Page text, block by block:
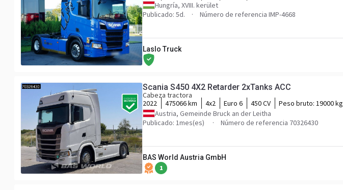
Hungría, XVIII. kerület
Publicado: 5d.
Número de referencia IMP-4668
Laslo Truck
Scania S450 4X2 Retarder 2xTanks ACC
Cabeza tractora
2022
475066 km 4x2 Euro 6 450 CV Peso bruto: 19000 kg
Austria, Gemeinde Bruck an der Leitha
Publicado: 1mes(es)
Número de referencia 70326430
BAS World Austria GmbH
1